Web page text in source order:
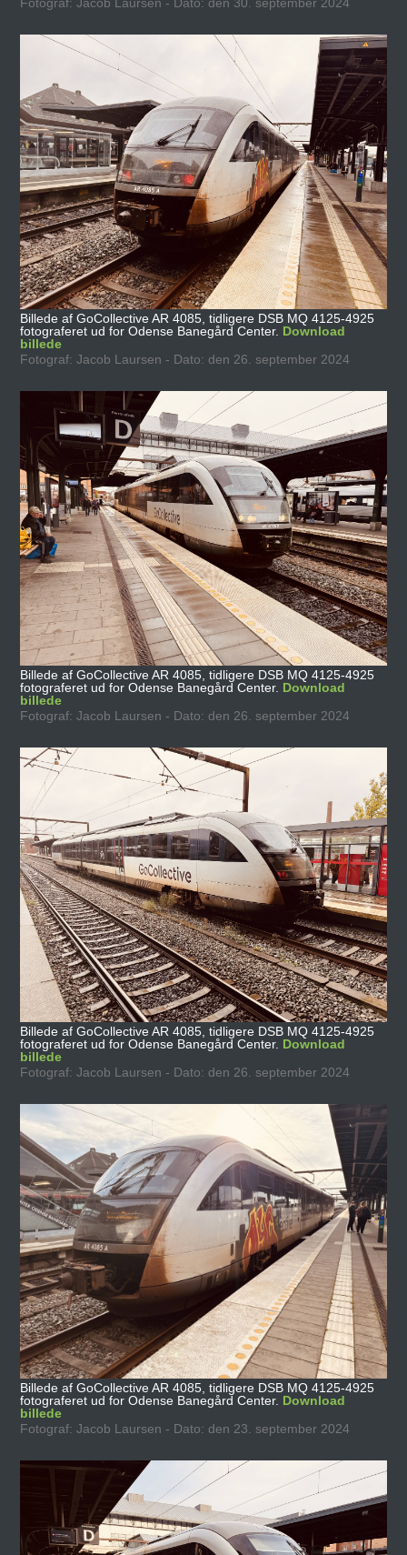
Billede af GoCollective AR 4085, tidligere DSB MQ 4125-4925
fotograferet ud for Odense Banegård Center. Download
billede
Fotograf: Jacob Laursen - Dato: den 26. september 2024
Billede af GoCollective AR 4085, tidligere DSB MQ 4125-4925
fotograferet ud for Odense Banegård Center. Download
billede
Fotograf: Jacob Laursen - Dato: den 26. september 2024
Billede af GoCollective AR 4085, tidligere DSB MQ 4125-4925
fotograferet ud for Odense Banegård Center. Download
billede
Fotograf: Jacob Laursen - Dato: den 26. september 2024
Billede af GoCollective AR 4085, tidligere DSB MQ 4125-4925
fotograferet ud for Odense Banegård Center. Download
billede
Fotograf: Jacob Laursen - Dato: den 23. september 2024